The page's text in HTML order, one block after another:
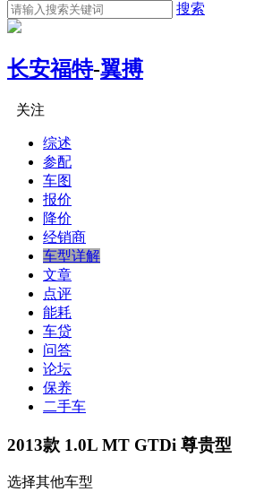
搜索
长安福特-翼搏
关注
综述
参配
车图
报价
降价
经销商
车型详解
文章
点评
能耗
车贷
问答
论坛
保养
二手车
2013款 1.0L MT GTDi 尊贵型
选择其他车型